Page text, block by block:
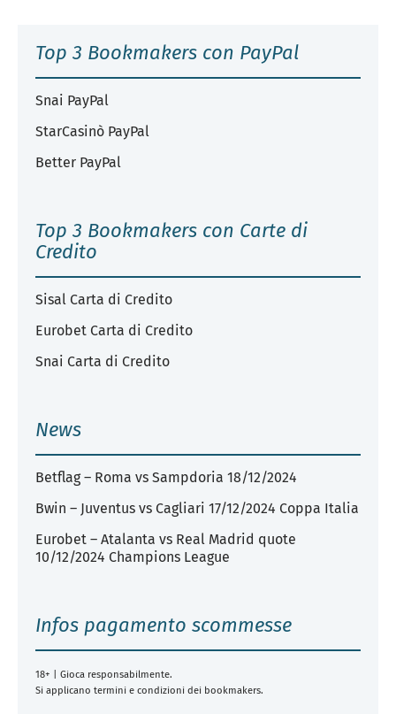
Top 3 Bookmakers con PayPal
Snai PayPal
StarCasinò PayPal
Better PayPal
Top 3 Bookmakers con Carte di
Credito
Sisal Carta di Credito
Eurobet Carta di Credito
Snai Carta di Credito
News
Betflag – Roma vs Sampdoria 18/12/2024
Bwin – Juventus vs Cagliari 17/12/2024 Coppa Italia
Eurobet – Atalanta vs Real Madrid quote
10/12/2024 Champions League
Infos pagamento scommesse
18+ | Gioca responsabilmente.
Si applicano termini e condizioni dei bookmakers.